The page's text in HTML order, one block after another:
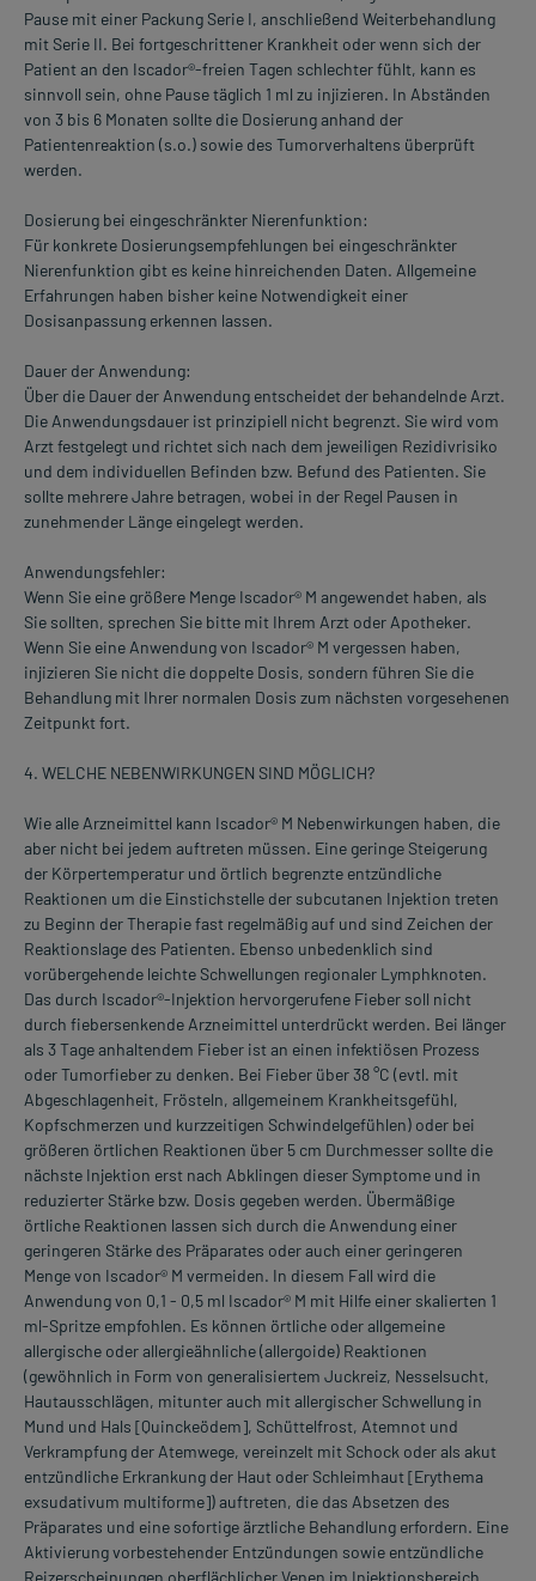
Pause mit einer Packung Serie I, anschließend Weiterbehandlung
mit Serie II. Bei fortgeschrittener Krankheit oder wenn sich der
Patient an den Iscador®-freien Tagen schlechter fühlt, kann es
sinnvoll sein, ohne Pause täglich 1 ml zu injizieren. In Abständen
von 3 bis 6 Monaten sollte die Dosierung anhand der
Patientenreaktion (s.o.) sowie des Tumorverhaltens überprüft
werden.
Dosierung bei eingeschränkter Nierenfunktion:
Für konkrete Dosierungsempfehlungen bei eingeschränkter
Nierenfunktion gibt es keine hinreichenden Daten. Allgemeine
Erfahrungen haben bisher keine Notwendigkeit einer
Dosisanpassung erkennen lassen.
Dauer der Anwendung:
Über die Dauer der Anwendung entscheidet der behandelnde Arzt.
Die Anwendungsdauer ist prinzipiell nicht begrenzt. Sie wird vom
Arzt festgelegt und richtet sich nach dem jeweiligen Rezidivrisiko
und dem individuellen Befinden bzw. Befund des Patienten. Sie
sollte mehrere Jahre betragen, wobei in der Regel Pausen in
zunehmender Länge eingelegt werden.
Anwendungsfehler:
Wenn Sie eine größere Menge Iscador® M angewendet haben, als
Sie sollten, sprechen Sie bitte mit Ihrem Arzt oder Apotheker.
Wenn Sie eine Anwendung von Iscador® M vergessen haben,
injizieren Sie nicht die doppelte Dosis, sondern führen Sie die
Behandlung mit Ihrer normalen Dosis zum nächsten vorgesehenen
Zeitpunkt fort.
4. WELCHE NEBENWIRKUNGEN SIND MÖGLICH?
Wie alle Arzneimittel kann Iscador® M Nebenwirkungen haben, die
aber nicht bei jedem auftreten müssen. Eine geringe Steigerung
der Körpertemperatur und örtlich begrenzte entzündliche
Reaktionen um die Einstichstelle der subcutanen Injektion treten
zu Beginn der Therapie fast regelmäßig auf und sind Zeichen der
Reaktionslage des Patienten. Ebenso unbedenklich sind
vorübergehende leichte Schwellungen regionaler Lymphknoten.
Das durch Iscador®-Injektion hervorgerufene Fieber soll nicht
durch fiebersenkende Arzneimittel unterdrückt werden. Bei länger
als 3 Tage anhaltendem Fieber ist an einen infektiösen Prozess
oder Tumorfieber zu denken. Bei Fieber über 38 °C (evtl. mit
Abgeschlagenheit, Frösteln, allgemeinem Krankheitsgefühl,
Kopfschmerzen und kurzzeitigen Schwindelgefühlen) oder bei
größeren örtlichen Reaktionen über 5 cm Durchmesser sollte die
nächste Injektion erst nach Abklingen dieser Symptome und in
reduzierter Stärke bzw. Dosis gegeben werden. Übermäßige
örtliche Reaktionen lassen sich durch die Anwendung einer
geringeren Stärke des Präparates oder auch einer geringeren
Menge von Iscador® M vermeiden. In diesem Fall wird die
Anwendung von 0,1 - 0,5 ml Iscador® M mit Hilfe einer skalierten 1
ml-Spritze empfohlen. Es können örtliche oder allgemeine
allergische oder allergieähnliche (allergoide) Reaktionen
(gewöhnlich in Form von generalisiertem Juckreiz, Nesselsucht,
Hautausschlägen, mitunter auch mit allergischer Schwellung in
Mund und Hals [Quinckeödem], Schüttelfrost, Atemnot und
Verkrampfung der Atemwege, vereinzelt mit Schock oder als akut
entzündliche Erkrankung der Haut oder Schleimhaut [Erythema
exsudativum multiforme]) auftreten, die das Absetzen des
Präparates und eine sofortige ärztliche Behandlung erfordern. Eine
Aktivierung vorbestehender Entzündungen sowie entzündliche
Reizerscheinungen oberflächlicher Venen im Injektionsbereich